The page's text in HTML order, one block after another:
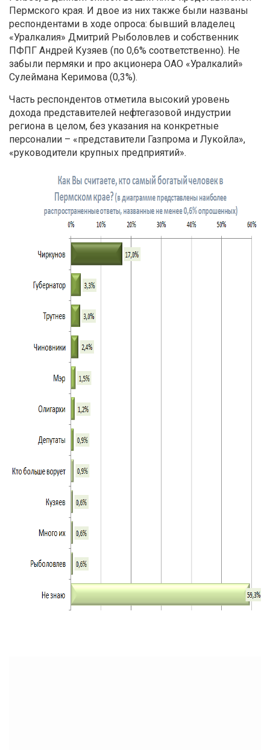
Пермского края. И двое из них также были названы
респондентами в ходе опроса: бывший владелец
«Уралкалия» Дмитрий Рыболовлев и собственник
ПФПГ Андрей Кузяев (по 0,6% соответственно). Не
забыли пермяки и про акционера ОАО «Уралкалий»
Сулеймана Керимова (0,3%).
Часть респондентов отметила высокий уровень
дохода представителей нефтегазовой индустрии
региона в целом, без указания на конкретные
персоналии – «представители Газпрома и Лукойла»,
«руководители крупных предприятий».